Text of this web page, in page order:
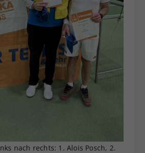
nach rechts: 1. Alois Posch, 2.